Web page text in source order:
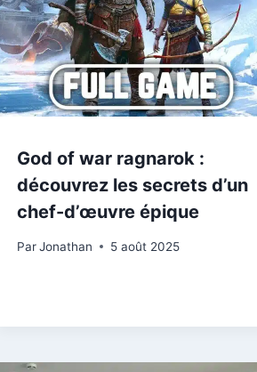
God of war ragnarok :
découvrez les secrets d’un
chef-d’œuvre épique
Par Jonathan 5 août 2025